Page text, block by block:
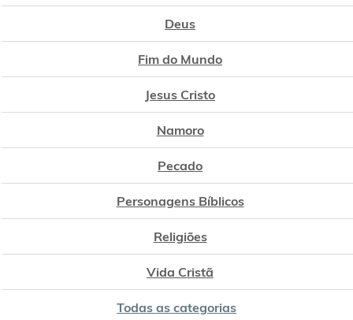
Deus
Fim do Mundo
Jesus Cristo
Namoro
Pecado
Personagens Bíblicos
Religiões
Vida Cristã
Todas as categorias